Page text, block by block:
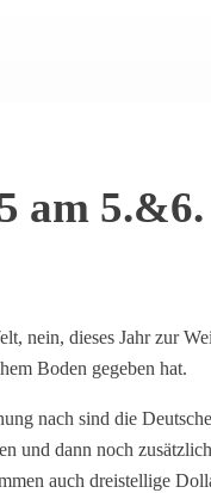
am
nein, dieses Jahr zur
Boden gegeben hat.
nach sind die
und dann noch
auch dreistellige